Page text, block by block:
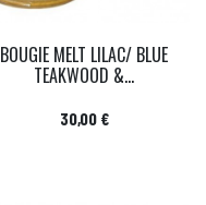
BOUGIE MELT LILAC/ BLUE
TEAKWOOD &...
Prix
30,00 €